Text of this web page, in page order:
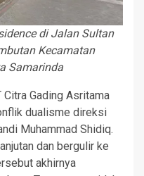
di Jalan Sultan
Kecamatan
Samarinda
Gading Asritama
dualisme direksi
Muhammad Shidiq.
dan bergulir ke
akhirnya